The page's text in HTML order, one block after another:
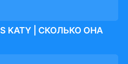
KATY | СКОЛЬКО ОНА